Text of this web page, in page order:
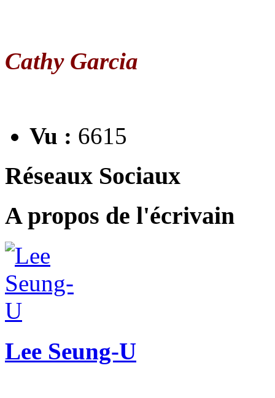
Cathy Garcia
Vu : 6615
Réseaux Sociaux
A propos de l'écrivain
Lee Seung-U